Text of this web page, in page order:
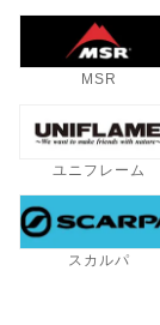
MSR
ユニフレーム
スカルパ